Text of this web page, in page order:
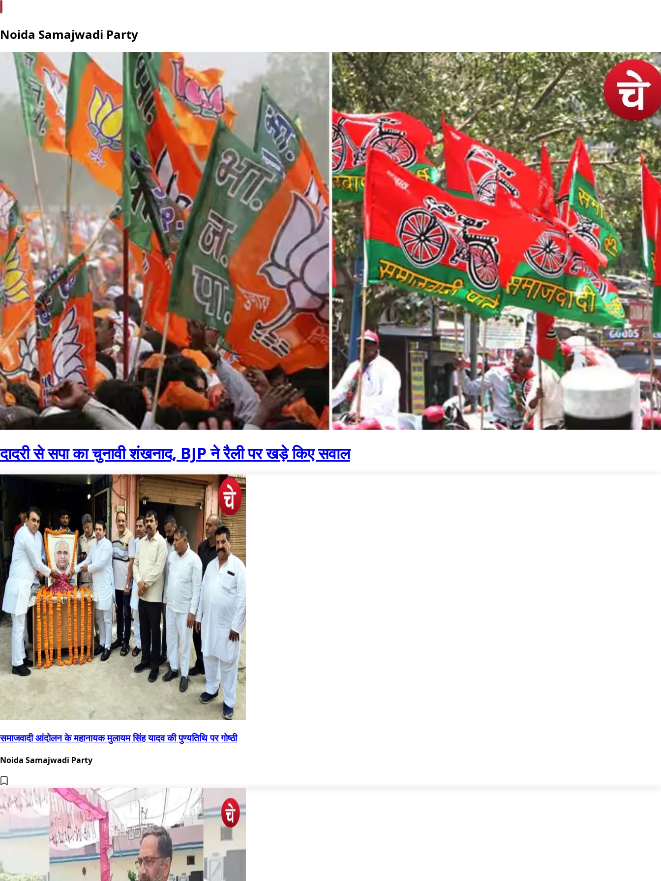
Noida Samajwadi Party
दादरी से सपा का चुनावी शंखनाद, BJP ने रैली पर खड़े किए सवाल
समाजवादी आंदोलन के महानायक मुलायम सिंह यादव की पुण्यतिथि पर गोष्ठी
Noida Samajwadi Party